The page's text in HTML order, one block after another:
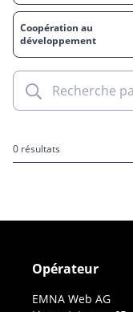
Coopération au
développement
0 résultats
Opérateur
EMNA Web AG